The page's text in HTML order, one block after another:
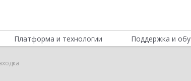
Платформа и технологии Поддержка и